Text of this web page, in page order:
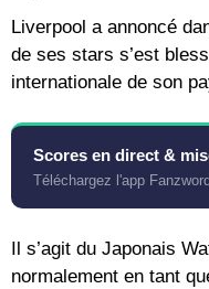
Liverpool a annoncé
de ses stars s’est
internationale de son
Scores en direct &
Téléchargez l'app Fanzword
Il s’agit du Japonais
normalement en tant